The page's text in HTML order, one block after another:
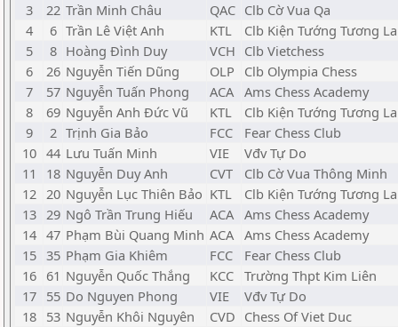
3
22 Trần Minh Châu QAC Clb Cờ Vua Qa
4
6 Trần Lê Việt Anh KTL
Clb Kiện Tướng Tương
5
8 Hoàng Đình Duy VCH Clb Vietchess
6
26 Nguyễn Tiến Dũng OLP
Clb Olympia Chess
7
57 Nguyễn Tuấn Phong ACA Ams Chess Academy
8
69 Nguyễn Anh Đức Vũ KTL
Clb Kiện Tướng Tương
9
2 Trịnh Gia Bảo FCC
Fear Chess Club
10 44 Lưu Tuấn Minh VIE
Vđv Tự Do
11
18 Nguyễn Duy Anh CVT
Clb Cờ Vua Thông Minh
12 20 Nguyễn Lục Thiên Bảo KTL
Clb Kiện Tướng Tương
13 29 Ngô Trần Trung Hiếu ACA Ams Chess Academy
14 47 Phạm Bùi Quang Minh ACA Ams Chess Academy
15 35 Phạm Gia Khiêm FCC
Fear Chess Club
16 61 Nguyễn Quốc Thắng KCC Trường Thpt Kim Liên
17 55 Do Nguyen Phong VIE
Vđv Tự Do
18 53 Nguyễn Khôi Nguyên CVD Chess Of Viet Duc